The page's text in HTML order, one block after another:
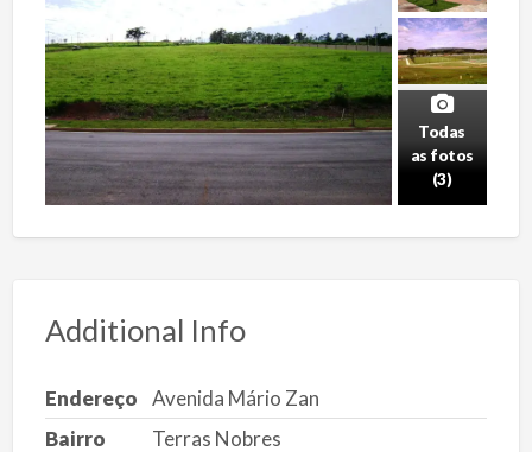
Todas
as fotos
(3)
Additional Info
Endereço
Avenida Mário Zan
Bairro
Terras Nobres